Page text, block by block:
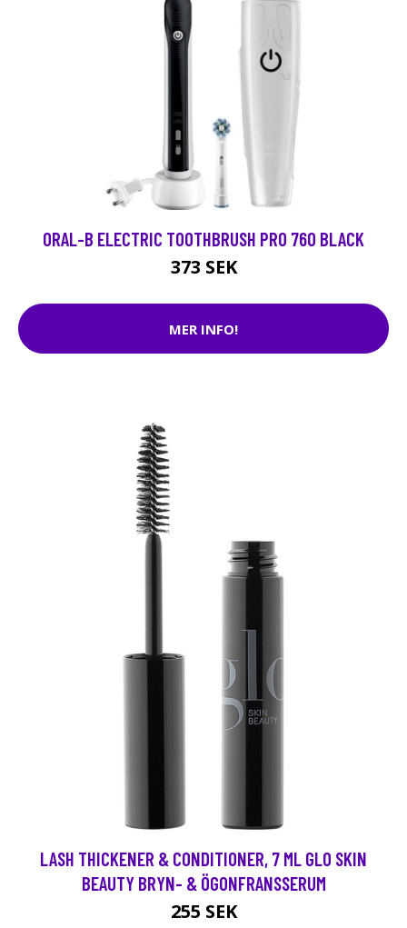
ORAL-B ELECTRIC TOOTHBRUSH PRO 760 BLACK
373 SEK
MER INFO!
LASH THICKENER & CONDITIONER, 7 ML GLO SKIN
BEAUTY BRYN- & ÖGONFRANSSERUM
255 SEK